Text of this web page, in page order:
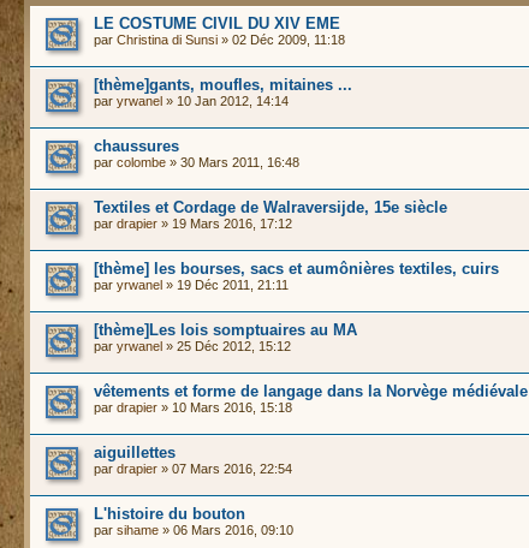
LE COSTUME CIVIL DU XIV EME
par Christina di Sunsi » 02 Déc 2009, 11:18
[thème]gants, moufles, mitaines ...
par yrwanel » 10 Jan 2012, 14:14
chaussures
par colombe » 30 Mars 2011, 16:48
Textiles et Cordage de Walraversijde, 15e siècle
par drapier » 19 Mars 2016, 17:12
[thème] les bourses, sacs et aumônières textiles, cuirs
par yrwanel » 19 Déc 2011, 21:11
[thème]Les lois somptuaires au MA
par yrwanel » 25 Déc 2012, 15:12
vêtements et forme de langage dans la Norvège médiévale
par drapier » 10 Mars 2016, 15:18
aiguillettes
par drapier » 07 Mars 2016, 22:54
L'histoire du bouton
par sihame » 06 Mars 2016, 09:10